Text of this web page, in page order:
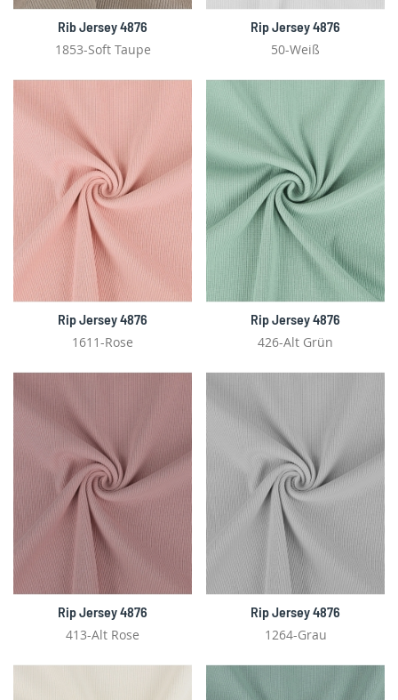
Rib Jersey 4876
1853-Soft Taupe
Rip Jersey 4876
50-Weiß
Rip Jersey 4876
1611-Rose
Rip Jersey 4876
426-Alt Grün
Rip Jersey 4876
413-Alt Rose
Rip Jersey 4876
1264-Grau